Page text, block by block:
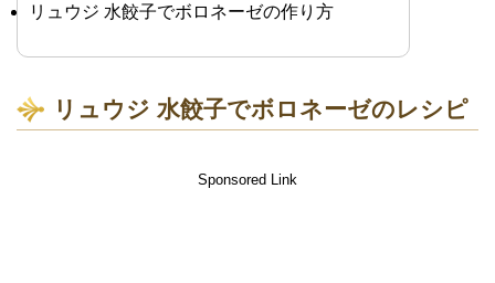
リュウジ 水餃子でボロネーゼの作り方
リュウジ 水餃子でボロネーゼのレシピ
Sponsored Link